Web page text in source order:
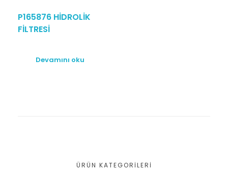
P165876 HİDROLİK
FİLTRESİ
Devamını oku
ÜRÜN KATEGORILERI